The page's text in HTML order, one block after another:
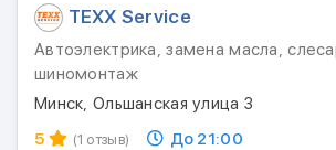
TEXX Service
Автоэлектрика, замена масла,
шиномонтаж
Минск, Ольшанская улица 3
5
(1 отзыв) До 21:00